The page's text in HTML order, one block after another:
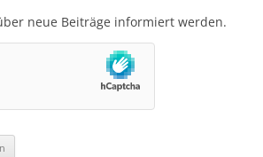
neue Beiträge informiert werden.